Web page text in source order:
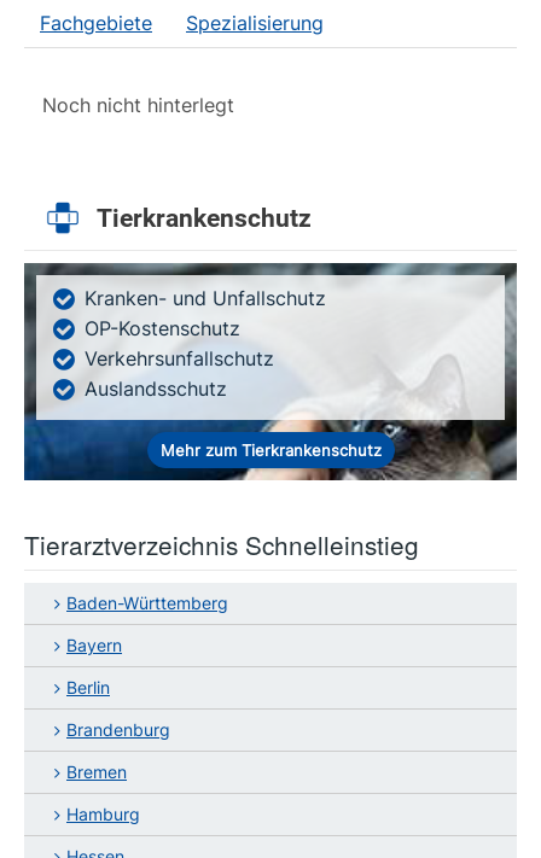
Fachgebiete Spezialisierung
Noch nicht hinterlegt
Tierkrankenschutz
Kranken- und Unfallschutz
OP-Kostenschutz
Verkehrsunfallschutz
Auslandsschutz
Mehr zum Tierkrankenschutz
Tierarztverzeichnis Schnelleinstieg
Baden-Württemberg
Bayern
Berlin
Brandenburg
Bremen
Hamburg